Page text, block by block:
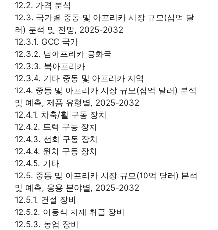
12.2. 가격 분석
12.3. 국가별 중동 및 아프리카 시장 규모(십억 달
러) 분석 및 전망, 2025-2032
12.3.1. GCC 국가
12.3.2. 남아프리카 공화국
12.3.3. 북아프리카
12.3.4. 기타 중동 및 아프리카 지역
12.4. 중동 및 아프리카 시장 규모(십억 달러) 분석
및 예측, 제품 유형별, 2025-2032
12.4.1. 차축/휠 구동 장치
12.4.2. 트랙 구동 장치
12.4.3. 선회 구동 장치
12.4.4. 윈치 구동 장치
12.4.5. 기타
12.5. 중동 및 아프리카 시장 규모(10억 달러) 분석
및 예측, 응용 분야별, 2025-2032
12.5.1. 건설 장비
12.5.2. 이동식 자재 취급 장비
12.5.3. 농업 장비